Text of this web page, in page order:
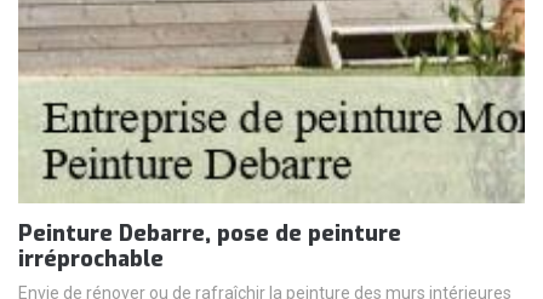
Peinture Debarre, pose de peinture
irréprochable
Envie de rénover ou de rafraîchir la peinture des murs intérieures